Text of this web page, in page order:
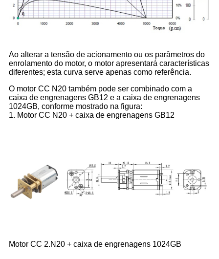
Ao alterar a tensão de acionamento ou os parâmetros do
enrolamento do motor, o motor apresentará características
diferentes; esta curva serve apenas como referência.
O motor CC N20 também pode ser combinado com a
caixa de engrenagens GB12 e a caixa de engrenagens
1024GB, conforme mostrado na figura:
1. Motor CC N20 + caixa de engrenagens GB12
Motor CC 2.N20 + caixa de engrenagens 1024GB